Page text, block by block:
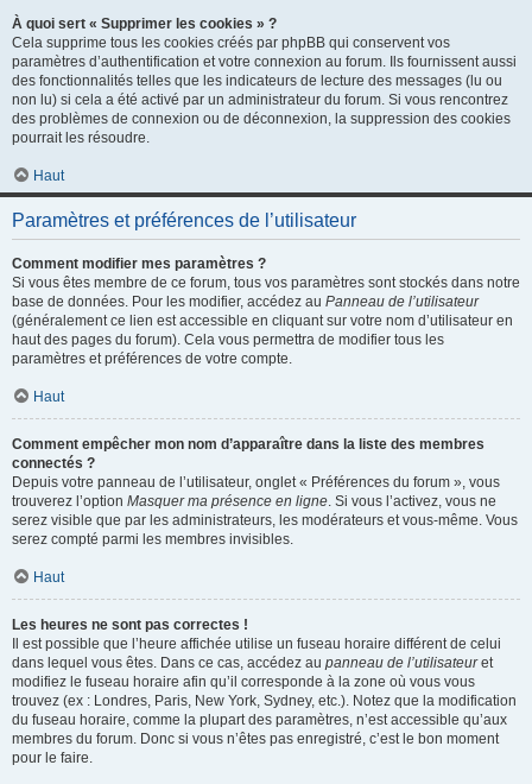
À quoi sert « Supprimer les cookies » ?
Cela supprime tous les cookies créés par phpBB qui conservent vos
paramètres d’authentification et votre connexion au forum. Ils fournissent aussi
des fonctionnalités telles que les indicateurs de lecture des messages (lu ou
non lu) si cela a été activé par un administrateur du forum. Si vous rencontrez
des problèmes de connexion ou de déconnexion, la suppression des cookies
pourrait les résoudre.
Haut
Paramètres et préférences de l’utilisateur
Comment modifier mes paramètres ?
Si vous êtes membre de ce forum, tous vos paramètres sont stockés dans notre
base de données. Pour les modifier, accédez au Panneau de l’utilisateur
(généralement ce lien est accessible en cliquant sur votre nom d’utilisateur en
haut des pages du forum). Cela vous permettra de modifier tous les
paramètres et préférences de votre compte.
Haut
Comment empêcher mon nom d’apparaître dans la liste des membres
connectés ?
Depuis votre panneau de l’utilisateur, onglet « Préférences du forum », vous
trouverez l’option Masquer ma présence en ligne. Si vous l’activez, vous ne
serez visible que par les administrateurs, les modérateurs et vous-même. Vous
serez compté parmi les membres invisibles.
Haut
Les heures ne sont pas correctes !
Il est possible que l’heure affichée utilise un fuseau horaire différent de celui
dans lequel vous êtes. Dans ce cas, accédez au panneau de l’utilisateuret
modifiez le fuseau horaire afin qu’il corresponde à la zone où vous vous
trouvez (ex : Londres, Paris, New York, Sydney, etc.). Notez que la modification
du fuseau horaire, comme la plupart des paramètres, n’est accessible qu’aux
membres du forum. Donc si vous n’êtes pas enregistré, c’est le bon moment
pour le faire.